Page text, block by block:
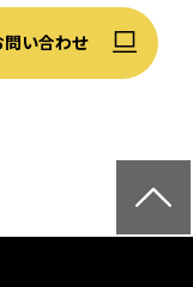
問い合わせ